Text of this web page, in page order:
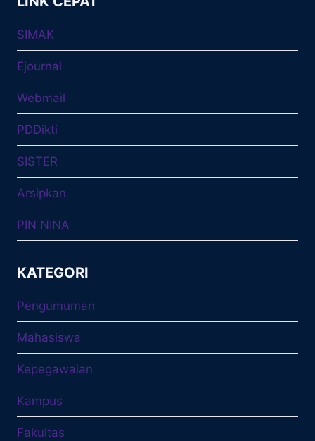
SIMAK
Ejournal
Webmail
PDDikti
SISTER
Arsipkan
PIN NINA
KATEGORI
Pengumuman
Mahasiswa
Kepegawaian
Kampus
Fakultas